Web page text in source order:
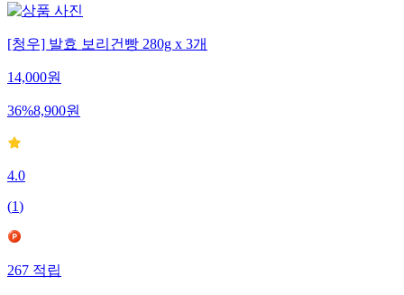
[청우] 발효 보리건빵 280g x 3개
14,000원
36%8,900원
4.0
(1)
267적립